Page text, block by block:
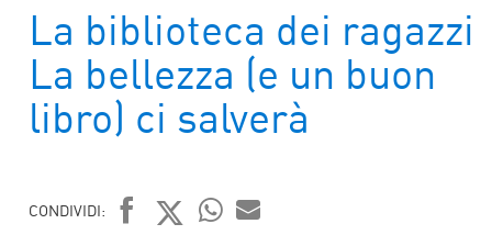
La biblioteca dei ragazzi
La bellezza (e un buon
libro) ci salverà
CONDIVIDI: